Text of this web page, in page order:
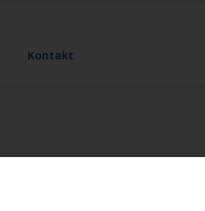
Kontakt